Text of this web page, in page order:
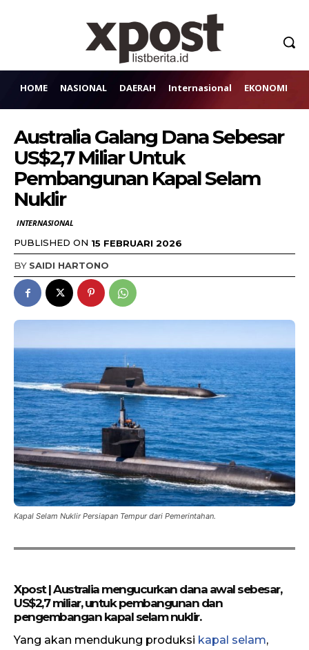
HOME NASIONAL DAERAH Internasional EKONOMI
Australia Galang Dana Sebesar
US$2,7 Miliar Untuk
Pembangunan Kapal Selam
Nuklir
INTERNASIONAL
PUBLISHED ON 15 FEBRUARI 2026
BY SAIDI HARTONO
Kapal Selam Nuklir Persiapan Tempur dari Pemerintahan.
Xpost | Australia mengucurkan dana awal sebesar,
US$2,7 miliar, untuk pembangunan dan
pengembangan kapal selam nuklir.
Yang akan mendukung produksi kapal selam,